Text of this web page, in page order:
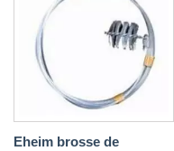
Eheim brosse de